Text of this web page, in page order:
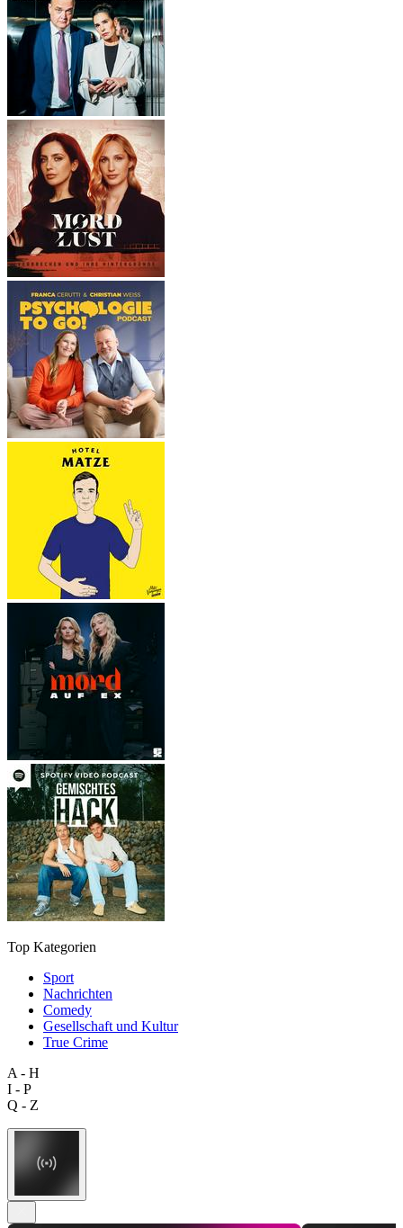
Top Kategorien
Sport
Nachrichten
Comedy
Gesellschaft und Kultur
True Crime
A - H
I - P
Q - Z